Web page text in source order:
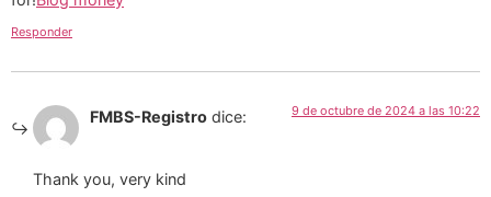
Responder
FMBS-Registro dice: 9 de octubre de 2024 a las 10:22
Thank you, very kind